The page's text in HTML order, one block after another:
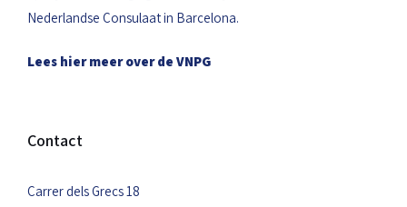
Nederlandse Consulaat in Barcelona.
Lees hier meer over de VNPG
Contact
Carrer dels Grecs 18